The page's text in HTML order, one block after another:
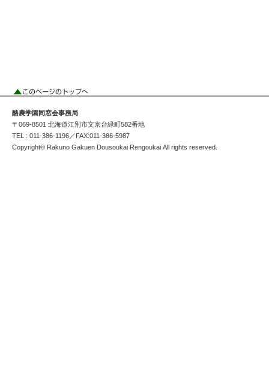
酪農学園同窓会事務局
〒069-8501 北海道江別市文京台緑町582番地
TEL : 011-386-1196／FAX:011-386-5987
Copyright© Rakuno Gakuen Dousoukai Rengoukai All rights reserved.